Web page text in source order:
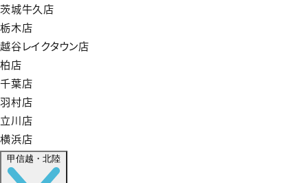
茨城牛久店
栃木店
越谷レイクタウン店
柏店
千葉店
羽村店
立川店
横浜店
甲信越・北陸